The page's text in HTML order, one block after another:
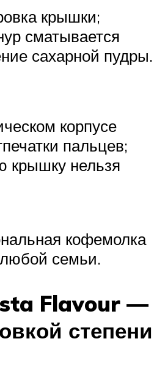
крышки;
сматывается
сахарной пудры.
корпусе
пальцев;
крышку нельзя
кофемолка
семьи.
Flavour —
степени